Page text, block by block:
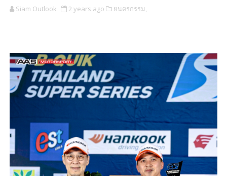
Siam Outlook 2 years ago ยนตรกรรม,